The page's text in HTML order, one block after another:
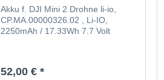
Akku f. DJI Mini 2 Drohne li-io,
CP.MA.00000326.02 , Li-IO,
2250mAh / 17.33Wh 7.7 Volt
52,00 € *